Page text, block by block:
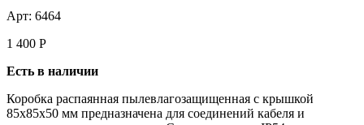
Арт: 6464
1 400 Р
Есть в наличии
Коробка распаянная пылевлагозащищенная с крышкой
85х85х50 мм предназначена для соединений кабеля и